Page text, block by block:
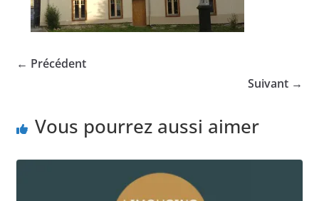
← Précédent
Suivant →
Vous pourrez aussi aimer